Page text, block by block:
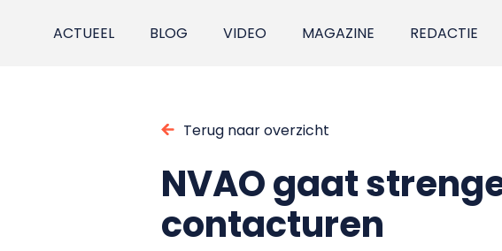
ACTUEEL BLOG VIDEO MAGAZINE REDACTIE
Terug naar overzicht
NVAO gaat
contacturen